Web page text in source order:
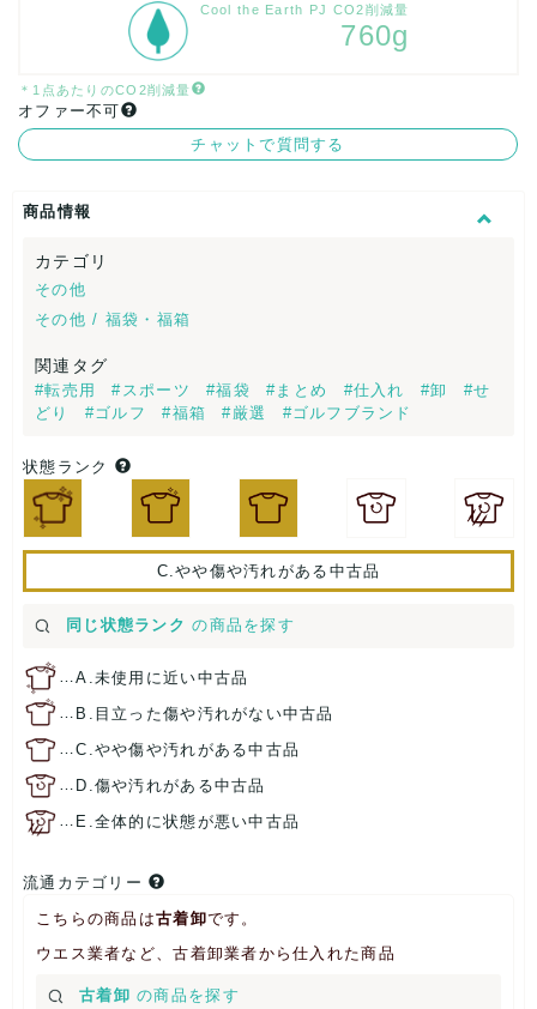
Cool the Earth PJ CO2削減量
760g
＊1点あたりのCO2削減量
オファー不可
チャットで質問する
商品情報
カテゴリ
その他
その他 / 福袋・福箱
関連タグ
#転売用 #スポーツ #福袋 #まとめ #仕入れ #卸
#せ
どり
#ゴルフ #福箱 #厳選 #ゴルフブランド
状態ランク
C.やや傷や汚れがある中古品
同じ状態ランク の商品を探す
…A.未使用に近い中古品
… B.目立った傷や汚れがない中古品
…C.やや傷や汚れがある中古品
… D.傷や汚れがある中古品
… E.全体的に状態が悪い中古品
流通カテゴリー
こちらの商品は古着卸です。
ウエス業者など、古着卸業者から仕入れた商品
古着卸 の商品を探す